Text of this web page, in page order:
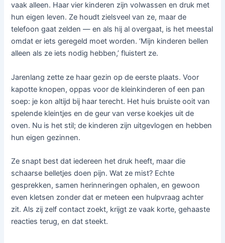
vaak alleen. Haar vier kinderen zijn volwassen en druk met
hun eigen leven. Ze houdt zielsveel van ze, maar de
telefoon gaat zelden — en als hij al overgaat, is het meestal
omdat er iets geregeld moet worden. ‘Mijn kinderen bellen
alleen als ze iets nodig hebben,’ fluistert ze.
Jarenlang zette ze haar gezin op de eerste plaats. Voor
kapotte knopen, oppas voor de kleinkinderen of een pan
soep: je kon altijd bij haar terecht. Het huis bruiste ooit van
spelende kleintjes en de geur van verse koekjes uit de
oven. Nu is het stil; de kinderen zijn uitgevlogen en hebben
hun eigen gezinnen.
Ze snapt best dat iedereen het druk heeft, maar die
schaarse belletjes doen pijn. Wat ze mist? Echte
gesprekken, samen herinneringen ophalen, en gewoon
even kletsen zonder dat er meteen een hulpvraag achter
zit. Als zij zelf contact zoekt, krijgt ze vaak korte, gehaaste
reacties terug, en dat steekt.